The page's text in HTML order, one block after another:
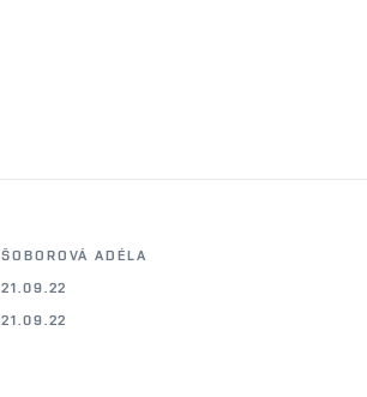
ŠOBOROVÁ ADÉLA
21.09.22
21.09.22